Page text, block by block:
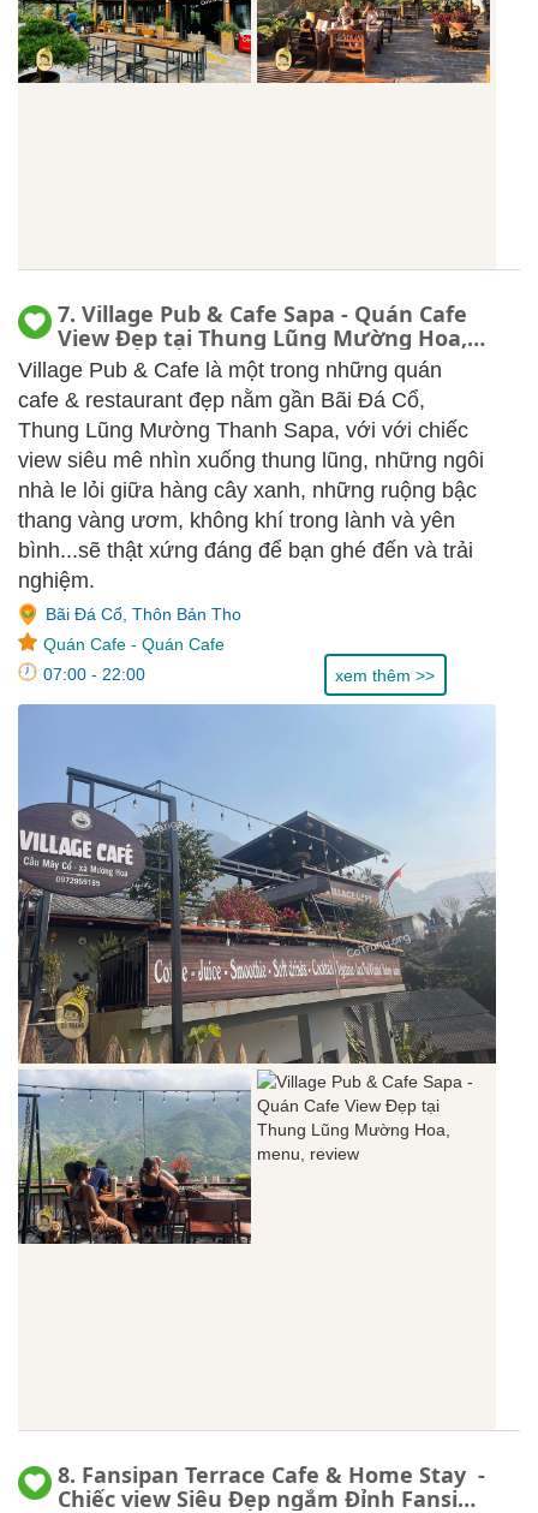
7. Village Pub & Cafe Sapa - Quán Cafe
View Đẹp tại Thung Lũng Mường Hoa,
menu, review
Village Pub & Cafe là một trong những quán
cafe & restaurant đẹp nằm gần Bãi Đá Cổ,
Thung Lũng Mường Thanh Sapa, với với chiếc
view siêu mê nhìn xuống thung lũng, những ngôi
nhà le lỏi giữa hàng cây xanh, những ruộng bậc
thang vàng ươm, không khí trong lành và yên
bình...sẽ thật xứng đáng để bạn ghé đến và trải
nghiệm.
Bãi Đá Cổ, Thôn Bản Tho
Quán Cafe - Quán Cafe
07:00 - 22:00
xem thêm >>
8. Fansipan Terrace Cafe & Home Stay -
Chiếc view Siêu Đẹp ngắm Đỉnh Fansi